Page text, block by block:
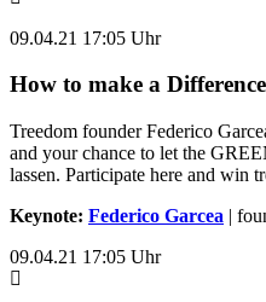
09.04.21 17:05 Uhr
How to make a Difference
Treedom founder Federico
and your chance to let the
lassen. Participate here and win
Keynote: Federico Garcea |
09.04.21 17:05 Uhr